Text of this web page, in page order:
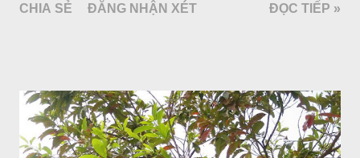
trồng để khai thác: Pháp, Nga, Đức, Nam Tư (cũ), sau lan
Tam Đảo (Vĩnh Phúc), đã thu được kết quả ban đầu (những
năm 1560- 70); thường trồng đến năm thứ hai, thứ ba mới hái
hoa; trồng một lần thu hoạch 10 - 20 năm.
CHIA SẺ ĐĂNG NHẬN XÉT ĐỌC TIẾP »